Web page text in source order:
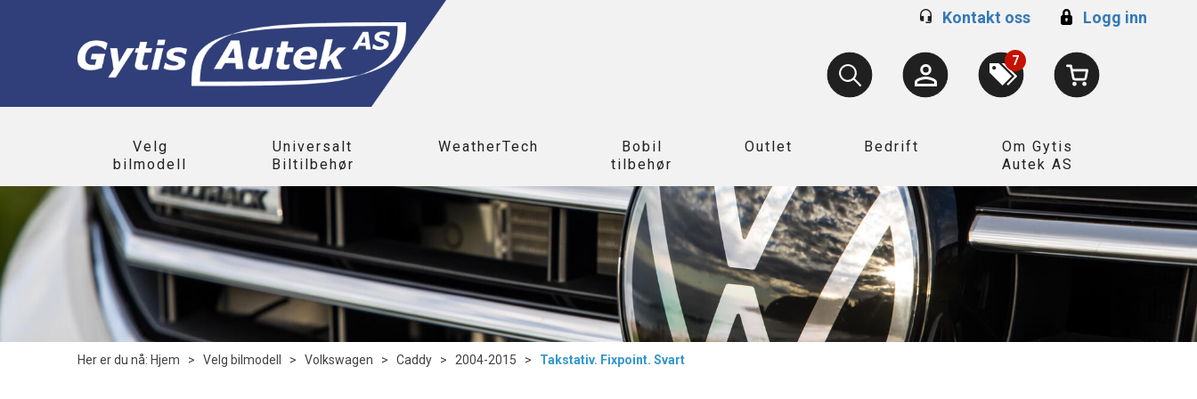
Kontakt oss Logg inn
7
Velg
bilmodell
Universalt
Biltilbehør
WeatherTech
Bobil
tilbehør
Outlet Bedrift
Om Gytis
Autek AS
Her er du nå: Hjem > Velg bilmodell > Volkswagen > Caddy > 2004-2015 > Takstativ. Fixpoint. Svart